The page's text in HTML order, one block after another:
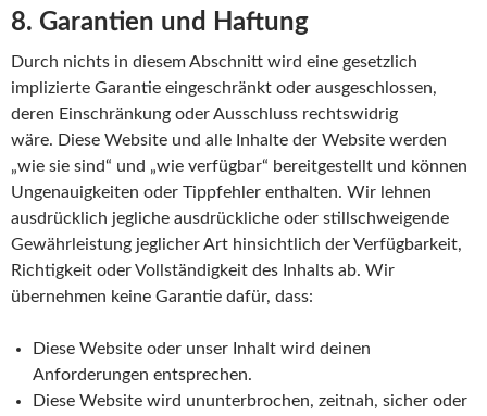
8. Garantien und Haftung
Durch nichts in diesem Abschnitt wird eine gesetzlich
implizierte Garantie eingeschränkt oder ausgeschlossen,
deren Einschränkung oder Ausschluss rechtswidrig
wäre. Diese Website und alle Inhalte der Website werden
„wie sie sind“ und „wie verfügbar“ bereitgestellt und können
Ungenauigkeiten oder Tippfehler enthalten. Wir lehnen
ausdrücklich jegliche ausdrückliche oder stillschweigende
Gewährleistung jeglicher Art hinsichtlich der Verfügbarkeit,
Richtigkeit oder Vollständigkeit des Inhalts ab. Wir
übernehmen keine Garantie dafür, dass:
Diese Website oder unser Inhalt wird deinen
Anforderungen entsprechen.
Diese Website wird ununterbrochen, zeitnah, sicher oder